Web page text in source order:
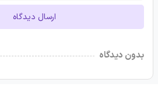
ارسال دیدگاه
بدون دیدگاه